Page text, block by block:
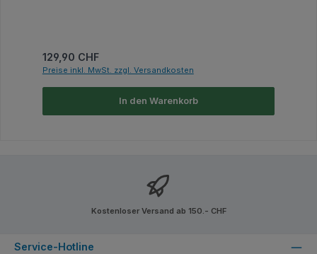
Regulärer Preis:
129,90 CHF
Preise inkl. MwSt. zzgl. Versandkosten
In den Warenkorb
Kostenloser Versand ab 150.- CHF
Service-Hotline